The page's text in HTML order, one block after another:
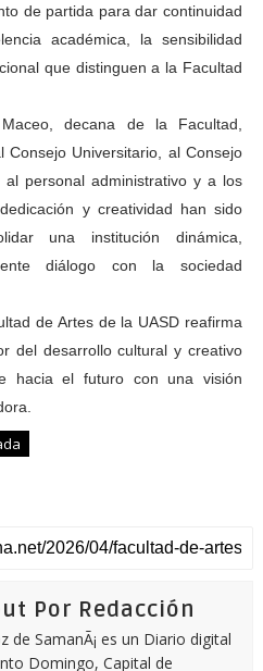
de partida para dar continuidad
académica, la sensibilidad
que distinguen a la Facultad
decana de la Facultad,
Consejo Universitario, al Consejo
personal administrativo y a los
y creatividad han sido
una institución dinámica,
diálogo con la sociedad
de Artes de la UASD reafirma
del desarrollo cultural y creativo
hacia el futuro con una visión
Por Redacción
de SamanÃ¡ es un Diario digital
Domingo, Capital de